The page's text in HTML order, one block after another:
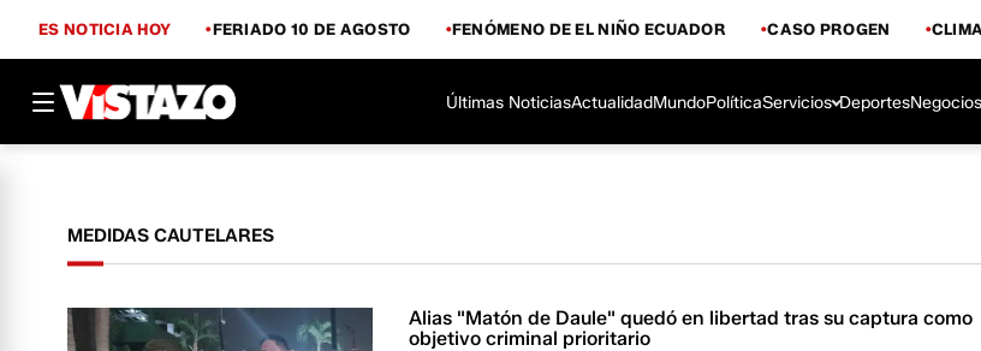
ES NOTICIA HOY FERIADO 10 DE AGOSTO FENÓMENO DE EL NIÑO ECUADOR CASO PROGEN
Últimas NoticiasActualidadMundoPolíticaServicios DeportesNegocios
MEDIDAS CAUTELARES
Alias "Matón de Daule" quedó en libertad tras su captura como
objetivo criminal prioritario